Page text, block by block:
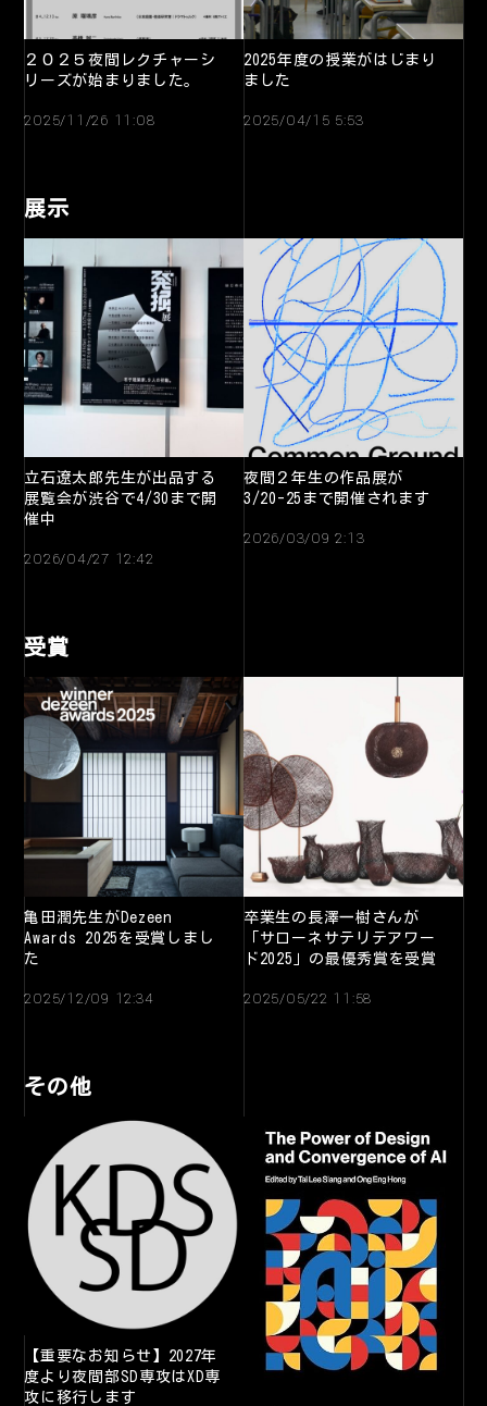
２０２５夜間レクチャーシ
リーズが始まりました。
2025/11/26 11:08
2025年度の授業がはじまり
ました
2025/04/15 5:53
展示
立石遼太郎先生が出品する
展覧会が渋谷で4/30まで開
催中
2026/04/27 12:42
夜間２年生の作品展が
3/20-25まで開催されます
2026/03/09 2:13
受賞
亀田潤先生がDezeen
Awards 2025を受賞しまし
た
2025/12/09 12:34
卒業生の長澤一樹さんが
「サローネサテリテアワー
ド2025」の最優秀賞を受賞
2025/05/22 11:58
その他
【重要なお知らせ】2027年
度より夜間部SD専攻はXD専
攻に移行します